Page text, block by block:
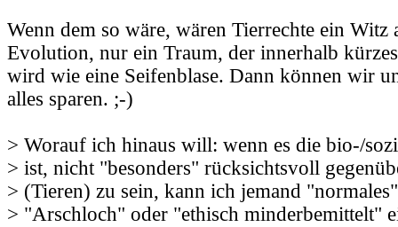
Wenn dem so wäre, wären Tierrechte ein Witz
Evolution, nur ein Traum, der innerhalb
wird wie eine Seifenblase. Dann können wir
alles sparen. ;-)
> Worauf ich hinaus will: wenn es die bio-/
> ist, nicht "besonders" rücksichtsvoll
> (Tieren) zu sein, kann ich jemand
> "Arschloch" oder "ethisch minderbemittelt"